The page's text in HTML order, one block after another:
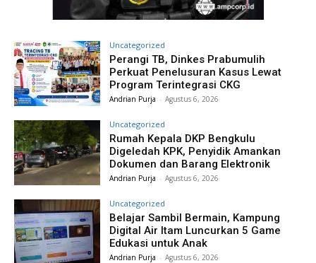
Uncategorized
Perangi TB, Dinkes Prabumulih
Perkuat Penelusuran Kasus Lewat
Program Terintegrasi CKG
Andrian Purja - Agustus 6, 2026
Uncategorized
Rumah Kepala DKP Bengkulu
Digeledah KPK, Penyidik Amankan
Dokumen dan Barang Elektronik
Andrian Purja - Agustus 6, 2026
Uncategorized
Belajar Sambil Bermain, Kampung
Digital Air Itam Luncurkan 5 Game
Edukasi untuk Anak
Andrian Purja - Agustus 6, 2026